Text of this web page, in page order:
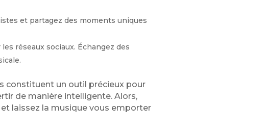
et partagez des moments uniques
réseaux sociaux. Échangez des
constituent un outil précieux pour
de manière intelligente. Alors,
laissez la musique vous emporter